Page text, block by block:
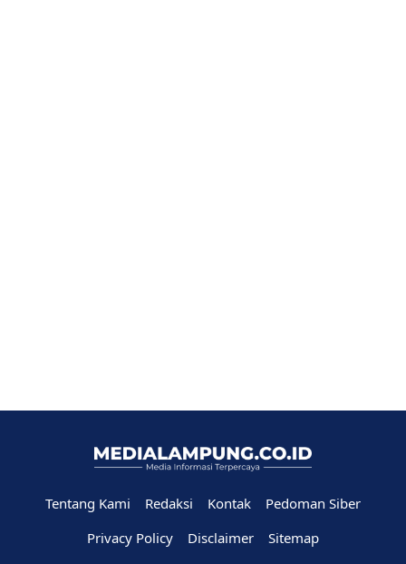
Tentang Kami Redaksi Kontak
Pedoman Siber
Privacy Policy
Disclaimer Sitemap